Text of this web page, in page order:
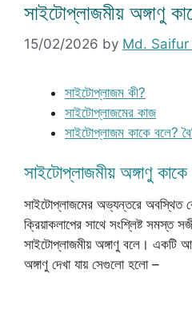
সাইটোপ্লাজমীয় অঙ্গাণু
15/02/2026 by Md. Saifur
সাইটোপ্লাজম কী?
সাইটোপ্লাজমের কাজ
সাইটোপ্লাজম কাকে বলে?
সাইটোপ্লাজমীয় অঙ্গাণু
সাইটোপ্লাজমের অভ্যন্তরে অবস্থিত
ক্রিয়াকলাপের সাথে সংশ্লিষ্ট সমস্ত
সাইটোপ্লাজমীয় অঙ্গাণু বলে। একটি
অঙ্গাণু দেখা যায় সেগুলো হলো –